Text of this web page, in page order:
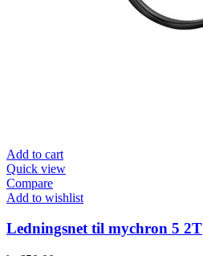
Add to cart
Quick view
Compare
Add to wishlist
Ledningsnet til mychron 5 2T